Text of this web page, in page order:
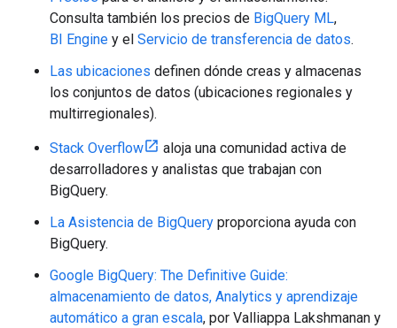
Consulta también los precios de BigQuery ML,
BI Engine y el Servicio de transferencia de datos.
Las ubicaciones definen dónde creas y almacenas
los conjuntos de datos (ubicaciones regionales y
multirregionales).
Stack Overflow
aloja una comunidad activa de
desarrolladores y analistas que trabajan con
BigQuery.
La Asistencia de BigQuery proporciona ayuda con
BigQuery.
Google BigQuery: The Definitive Guide:
almacenamiento de datos, Analytics y aprendizaje
automático a gran escala, por Valliappa Lakshmanan y